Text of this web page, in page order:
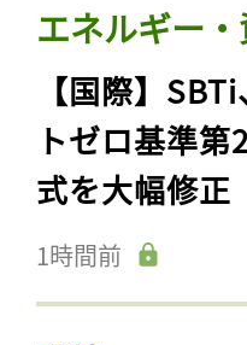
エネルギー
【国際】
トゼロ基準
式を大幅修正
1時間前